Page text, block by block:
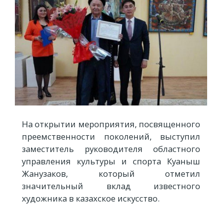
На открытии мероприятия, посвященного
преемственности поколений, выступил
заместитель руководителя областного
управления культуры и спорта Куаныш
Жанузаков, который отметил
значительный вклад известного
художника в казахское искусство.